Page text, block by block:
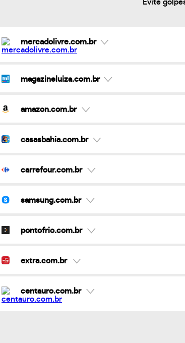
Evite
mercadolivre.com.br
magazineluiza.com.br
amazon.com.br
casasbahia.com.br
carrefour.com.br
samsung.com.br
pontofrio.com.br
extra.com.br
centauro.com.br